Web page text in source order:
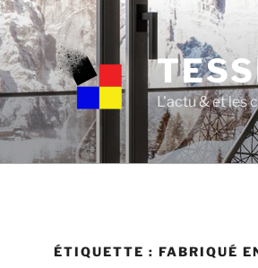
L'actu & et les
ÉTIQUETTE : FABRIQUÉ